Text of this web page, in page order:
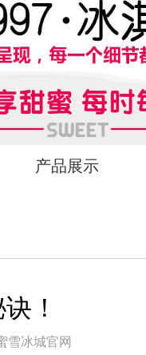
产品展示
！
雪冰城官网